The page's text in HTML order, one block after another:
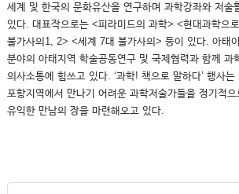
세계 및 한국의 문화유산을 연구하며 과학강좌와 저술
있다. 대표작으로는 <피라미드의 과학> <현대과학으
불가사의1, 2> <세계 7대 불가사의> 등이 있다. 아태
분야의 아태지역 학술공동연구 및 국제협력과 함께 과
의사소통에 힘쓰고 있다. ‘과학! 책으로 말하다’ 행사
포항지역에서 만나기 어려운 과학저술가들을 정기적
유익한 만남의 장을 마련해오고 있다.